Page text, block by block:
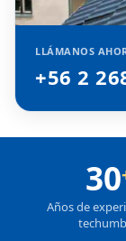
LLÁMANOS
+56 2
30
Años de